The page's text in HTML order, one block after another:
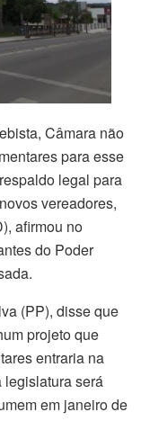
Câmara não
para esse
legal para
vereadores,
afirmou no
do Poder
(PP), disse que
projeto que
entraria na
legislatura será
em janeiro de